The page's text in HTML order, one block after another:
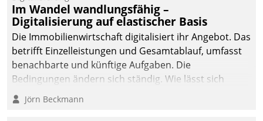
Im Wandel wandlungsfähig –
Digitalisierung auf elastischer Basis
Die Immobilienwirtschaft digitalisiert ihr Angebot. Das
betrifft Einzelleistungen und Gesamtablauf, umfasst
benachbarte und künftige Aufgaben. Die
Bedingungen ändern sich ständig. Wie lässt sich
technisch die Kontrolle wahren und zugleich Freiraum
fürs Wachsen öffnen?
Jörn Beckmann